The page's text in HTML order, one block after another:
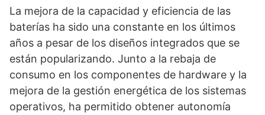
La mejora de la capacidad y eficiencia de las
baterías ha sido una constante en los últimos
años a pesar de los diseños integrados que se
están popularizando. Junto a la rebaja de
consumo en los componentes de hardware y la
mejora de la gestión energética de los sistemas
operativos, ha permitido obtener autonomía